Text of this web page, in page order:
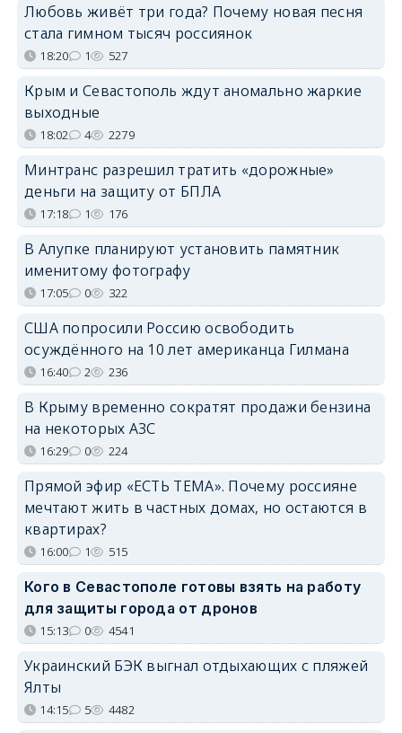
Любовь живёт три года? Почему новая песня
стала гимном тысяч россиянок
18:20 1 527
Крым и Севастополь ждут аномально жаркие
выходные
18:02 4 2279
Минтранс разрешил тратить «дорожные»
деньги на защиту от БПЛА
17:18 1 176
В Алупке планируют установить памятник
именитому фотографу
17:05 0 322
США попросили Россию освободить
осуждённого на 10 лет американца Гилмана
16:40 2 236
В Крыму временно сократят продажи бензина
на некоторых АЗС
16:29 0 224
Прямой эфир «ЕСТЬ ТЕМА». Почему россияне
мечтают жить в частных домах, но остаются в
квартирах?
16:00 1 515
Кого в Севастополе готовы взять на работу
для защиты города от дронов
15:13 0 4541
Украинский БЭК выгнал отдыхающих с пляжей
Ялты
14:15 5 4482